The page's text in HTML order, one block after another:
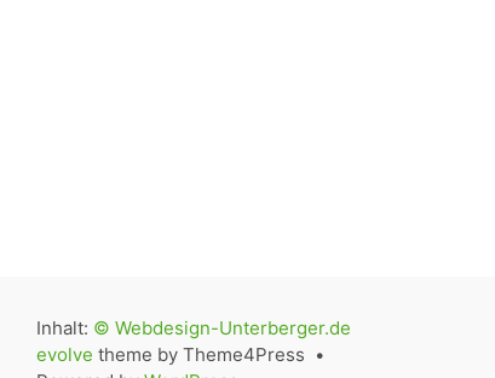
Inhalt: © Webdesign-Unterberger.de
evolve theme by Theme4Press •